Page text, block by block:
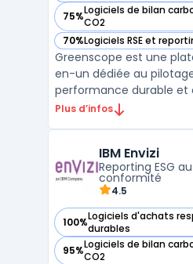
75%Logiciels de bilan
CO2
— voir Greenscope dans
70%Logiciels RSE et
— voir Greenscope dans
Greenscope est une
en-un dédiée au
performance durable et
réglementaire ESG. Elle
conformité comme la
des outils avancés tels
Plus d’infos
IBM Envizi
Reporting ESG
conformité
4.5
100%Logiciels d'achats
durables
— voir IBM Envizi dans
95%Logiciels de bilan
CO2
— voir IBM Envizi dans